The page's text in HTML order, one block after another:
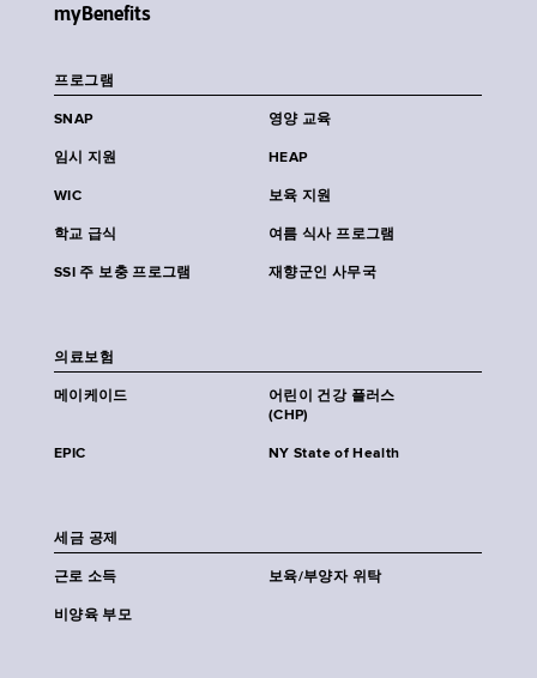
myBenefits
프로그램
SNAP 영양 교육
임시 지원 HEAP
WIC 보육 지원
학교 급식 여름 식사 프로그램
SSI 주 보충 프로그램 재향군인 사무국
의료보험
메이케이드
어린이 건강 플러스
(CHP)
EPIC NY State of Health
세금 공제
근로 소득 보육/부양자 위탁
비양육 부모